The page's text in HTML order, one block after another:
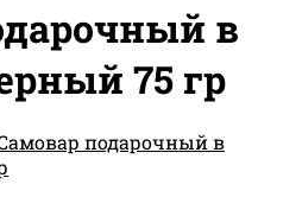
в
75 гр
подарочный в